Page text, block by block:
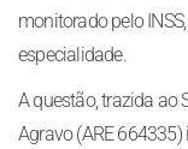
monitorado pelo
especialidade.
A questão, trazida ao
Agravo (ARE 664335)